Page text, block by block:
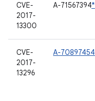
CVE-
2017-
13300
A-71567394*
CVE-
2017-
13296
A-70897454